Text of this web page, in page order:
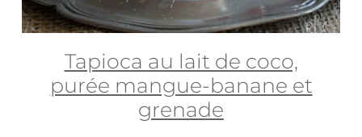
Tapioca au lait de coco,
purée mangue-banane et
grenade